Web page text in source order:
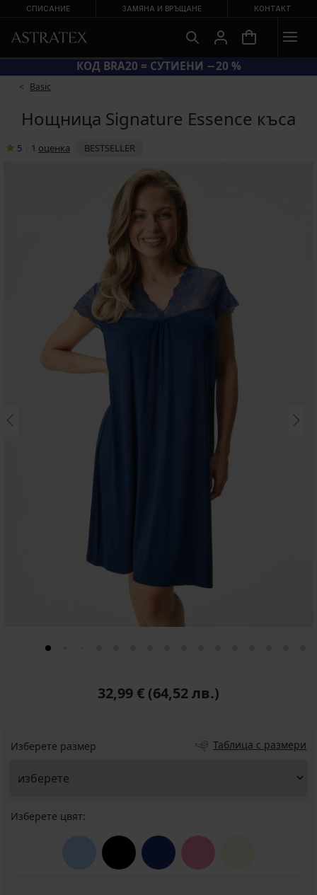
СПИСАНИЕ ЗАМЯНА И ВРЪЩАНЕ КОНТАКТ
КОД BRA20 = СУТИЕНИ −20 %
Basic
Нощница Signature Essence къса
5 1 oценка BESTSELLER
32,99 € (64,52 лв.)
Изберете размер Таблица с размери
Изберете цвят: